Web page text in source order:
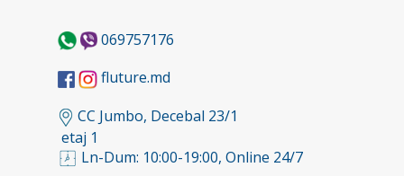
069757176
fluture.md
CC Jumbo, Decebal 23/1
etaj 1
Ln-Dum: 10:00-19:00, Online 24/7